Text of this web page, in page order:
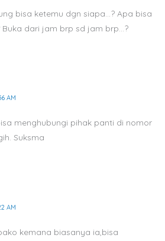
bisa ketemu dgn siapa…? Apa bisa
dari jam brp sd jam brp…?
AM
menghubungi pihak panti di nomor
Suksma
AM
kemana biasanya ia,bisa